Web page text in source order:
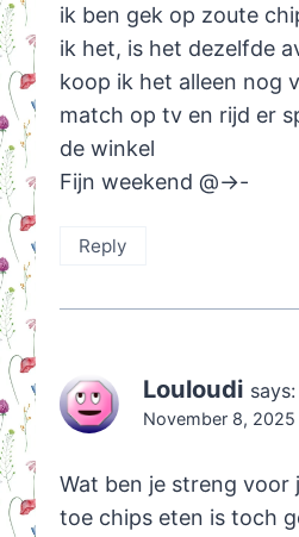
ik ben gek op zoute
ik het, is het dezelfde
koop ik het alleen nog
match op tv en rijd er
de winkel
Fijn weekend @->-
Reply
Louloudi says:
November 8,
Wat ben je streng voor
toe chips eten is toch